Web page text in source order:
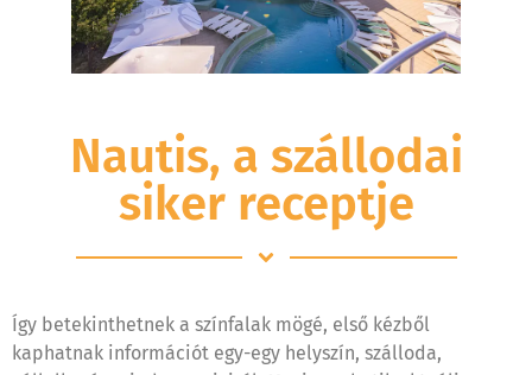
Nautis, a szállodai
siker receptje
Így betekinthetnek a színfalak mögé, első kézből
kaphatnak információt egy-egy helyszín, szálloda,